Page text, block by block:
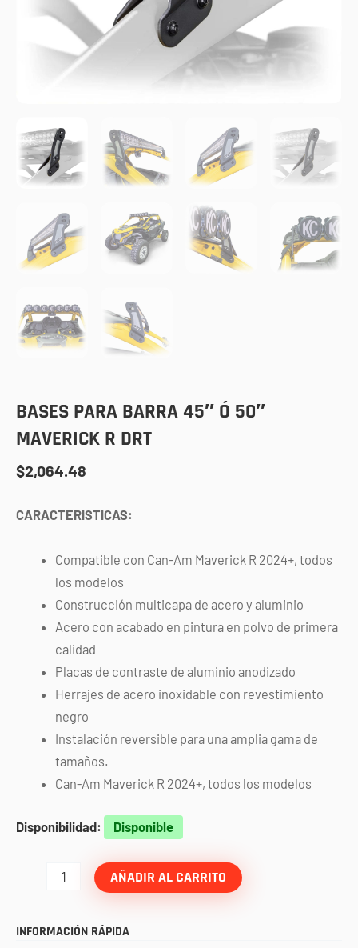
BASES PARA BARRA 45″ Ó 50″
MAVERICK R DRT
$2,064.48
CARACTERISTICAS:
Compatible con Can-Am Maverick R 2024+, todos
los modelos
Construcción multicapa de acero y aluminio
Acero con acabado en pintura en polvo de primera
calidad
Placas de contraste de aluminio anodizado
Herrajes de acero inoxidable con revestimiento
negro
Instalación reversible para una amplia gama de
tamaños.
Can-Am Maverick R 2024+, todos los modelos
Disponibilidad: Disponible
Bases
AÑADIR AL CARRITO
INFORMACIÓN RÁPIDA